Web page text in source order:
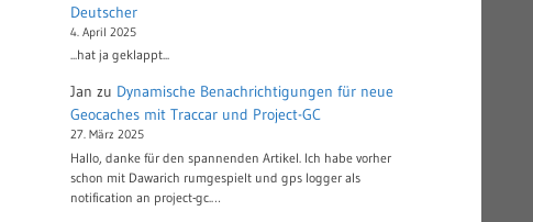
Deutscher
4. April 2025
...hat ja geklappt...
Jan zu Dynamische Benachrichtigungen für neue
Geocaches mit Traccar und Project-GC
27. März 2025
Hallo, danke für den spannenden Artikel. Ich habe vorher
schon mit Dawarich rumgespielt und gps logger als
notification an project-gc.…